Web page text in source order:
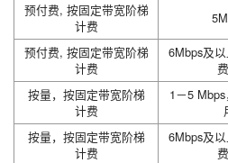
预付费, 按固定带宽阶梯
计费
预付费, 按固定带宽阶梯
计费
6Mbps及
按量，按固定带宽阶梯
计费
1－5
按量，按固定带宽阶梯
计费
6Mbps及